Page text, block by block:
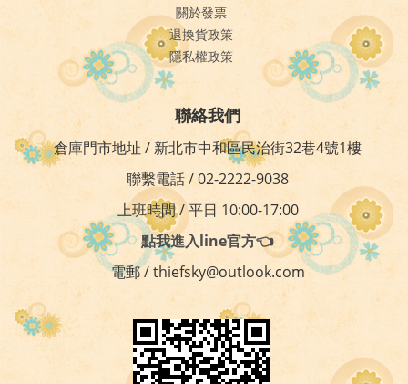
關於發票
退換貨政策
隱私權政策
聯絡我們
倉庫門市地址 / 新北市中和區民治街32巷4號1樓
聯繫電話 / 02-2222-9038
上班時間 / 平日 10:00-17:00
點我進入line官方👈
電郵 / thiefsky@outlook.com